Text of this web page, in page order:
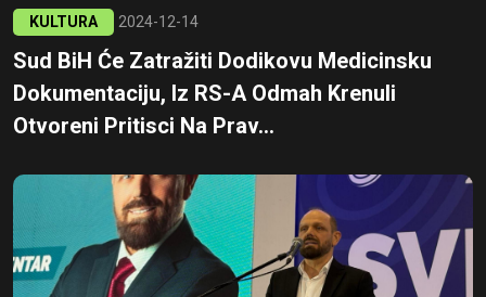
KULTURA 2024-12-14
Sud BiH Će Zatražiti Dodikovu Medicinsku
Dokumentaciju, Iz RS-A Odmah Krenuli
Otvoreni Pritisci Na Prav...